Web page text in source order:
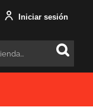
Iniciar sesión